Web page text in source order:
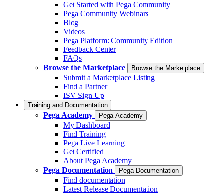
Get Started with Pega Community
Pega Community Webinars
Blog
Videos
Pega Platform: Community Edition
Feedback Center
FAQs
Browse the Marketplace
Browse the Marketplace
Submit a Marketplace Listing
Find a Partner
ISV Sign Up
Training and Documentation
Pega Academy Pega Academy
My Dashboard
Find Training
Pega Live Learning
Get Certified
About Pega Academy
Pega Documentation
Pega Documentation
Find documentation
Latest Release Documentation